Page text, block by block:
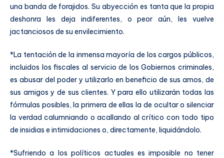
una banda de forajidos. Su abyección es tanta que la propia
deshonra les deja indiferentes, o peor aún, les vuelve
jactanciosos de su envilecimiento.
*La tentación de la inmensa mayoría de los cargos públicos,
incluidos los fiscales al servicio de los Gobiernos criminales,
es abusar del poder y utilizarlo en beneficio de sus amos, de
sus amigos y de sus clientes. Y para ello utilizarán todas las
fórmulas posibles, la primera de ellas la de ocultar o silenciar
la verdad calumniando o acallando al crítico con todo tipo
de insidias e intimidaciones o, directamente, liquidándolo.
*Sufriendo a los políticos actuales es imposible no tener